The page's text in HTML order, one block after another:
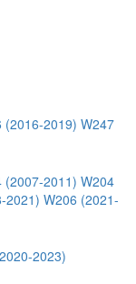
(2016-2019) W247
(2007-2011) W204
2021) W206 (2021-
2023)